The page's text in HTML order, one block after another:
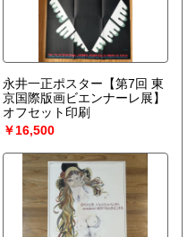
永井一正ポスター【第7回 東
京国際版画ビエンナーレ展】
オフセット印刷
￥16,500